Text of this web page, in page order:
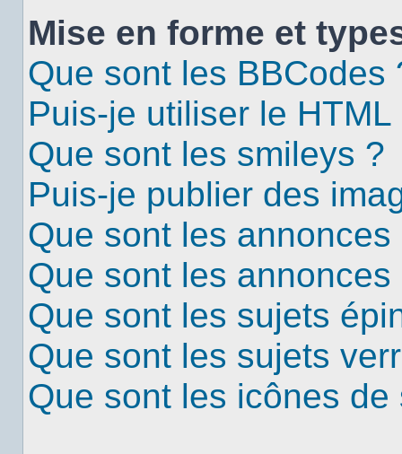
Mise en forme et
Que sont les BBCodes
Puis-je utiliser le HTML
Que sont les smileys ?
Puis-je publier des
Que sont les
Que sont les annonces
Que sont les sujets
Que sont les sujets
Que sont les icônes de